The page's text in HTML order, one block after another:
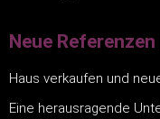
Neue Referenzen
Haus verkaufen und
Eine herausragende